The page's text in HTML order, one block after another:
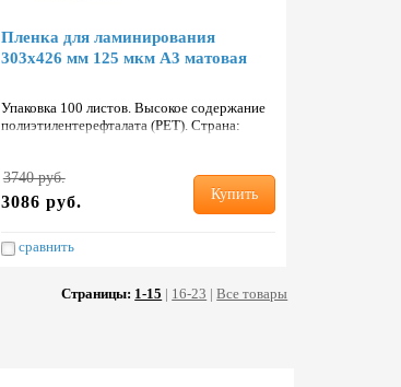
Пленка для ламинирования
303х426 мм 125 мкм А3 матовая
Упаковка 100 листов. Высокое содержание
полиэтилентерефталата (PET). Страна:
3740 руб.
3086 руб. Купить
сравнить
Страницы: 1-15 | 16-23 |Все товары